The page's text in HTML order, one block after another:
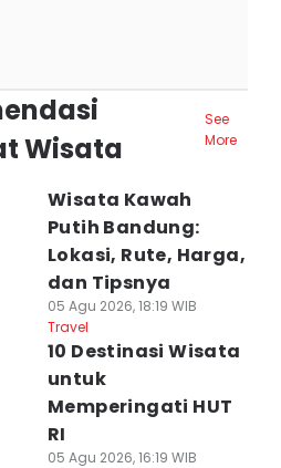
Wisata
See
More
Wisata Kawah
Putih Bandung:
Lokasi, Rute, Harga,
dan Tipsnya
05 Agu 2026, 18:19 WIB
Travel
10 Destinasi Wisata
untuk
Memperingati HUT
RI
05 Agu 2026, 16:19 WIB